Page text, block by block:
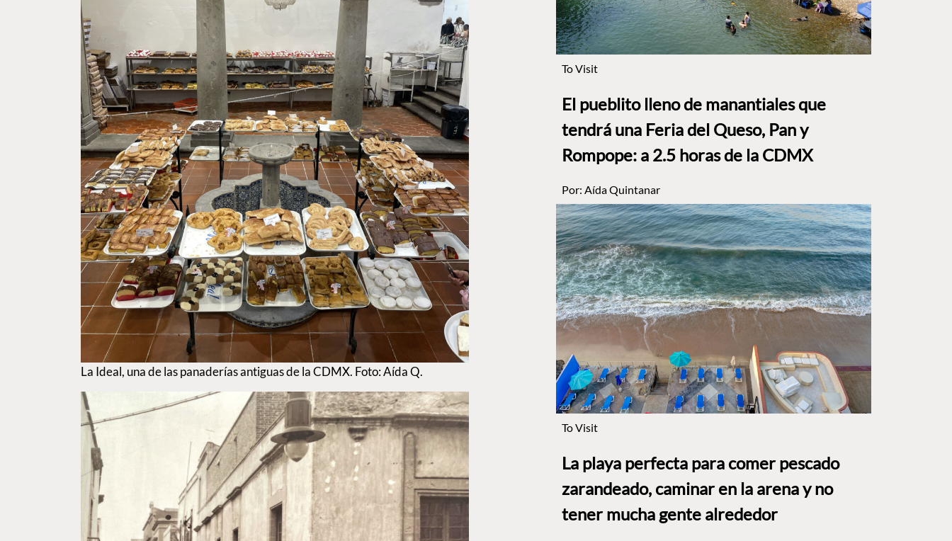
La Ideal, una de las panaderías antiguas de la CDMX. Foto: Aída Q.
To Visit
El pueblito lleno de manantiales que
tendrá una Feria del Queso, Pan y
Rompope: a 2.5 horas de la CDMX
Por: Aída Quintanar
To Visit
La playa perfecta para comer pescado
zarandeado, caminar en la arena y no
tener mucha gente alrededor